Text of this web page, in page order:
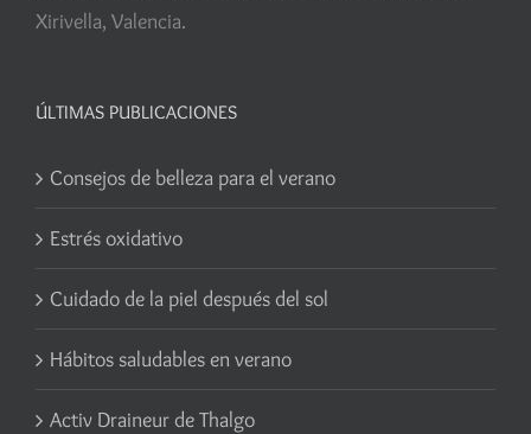
Xirivella, Valencia.
ÚLTIMAS PUBLICACIONES
Consejos de belleza para el verano
Estrés oxidativo
Cuidado de la piel después del sol
Hábitos saludables en verano
Activ Draineur de Thalgo